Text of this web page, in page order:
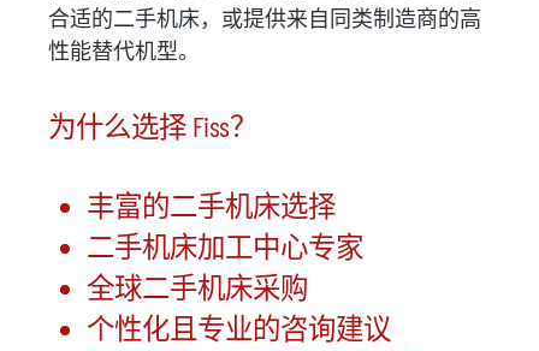
合适的二手机床，或提供来自同类制造商的高
性能替代机型。
为什么选择 Fiss？
丰富的二手机床选择
二手机床加工中心专家
全球二手机床采购
个性化且专业的咨询建议